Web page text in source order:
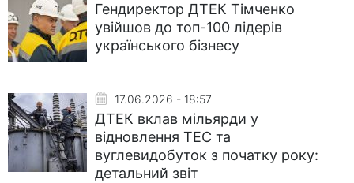
Гендиректор ДТЕК Тімченко
увійшов до топ-100 лідерів
українського бізнесу
17.06.2026 - 18:57
ДТЕК вклав мільярди у
відновлення ТЕС та
вуглевидобуток з початку року:
детальний звіт